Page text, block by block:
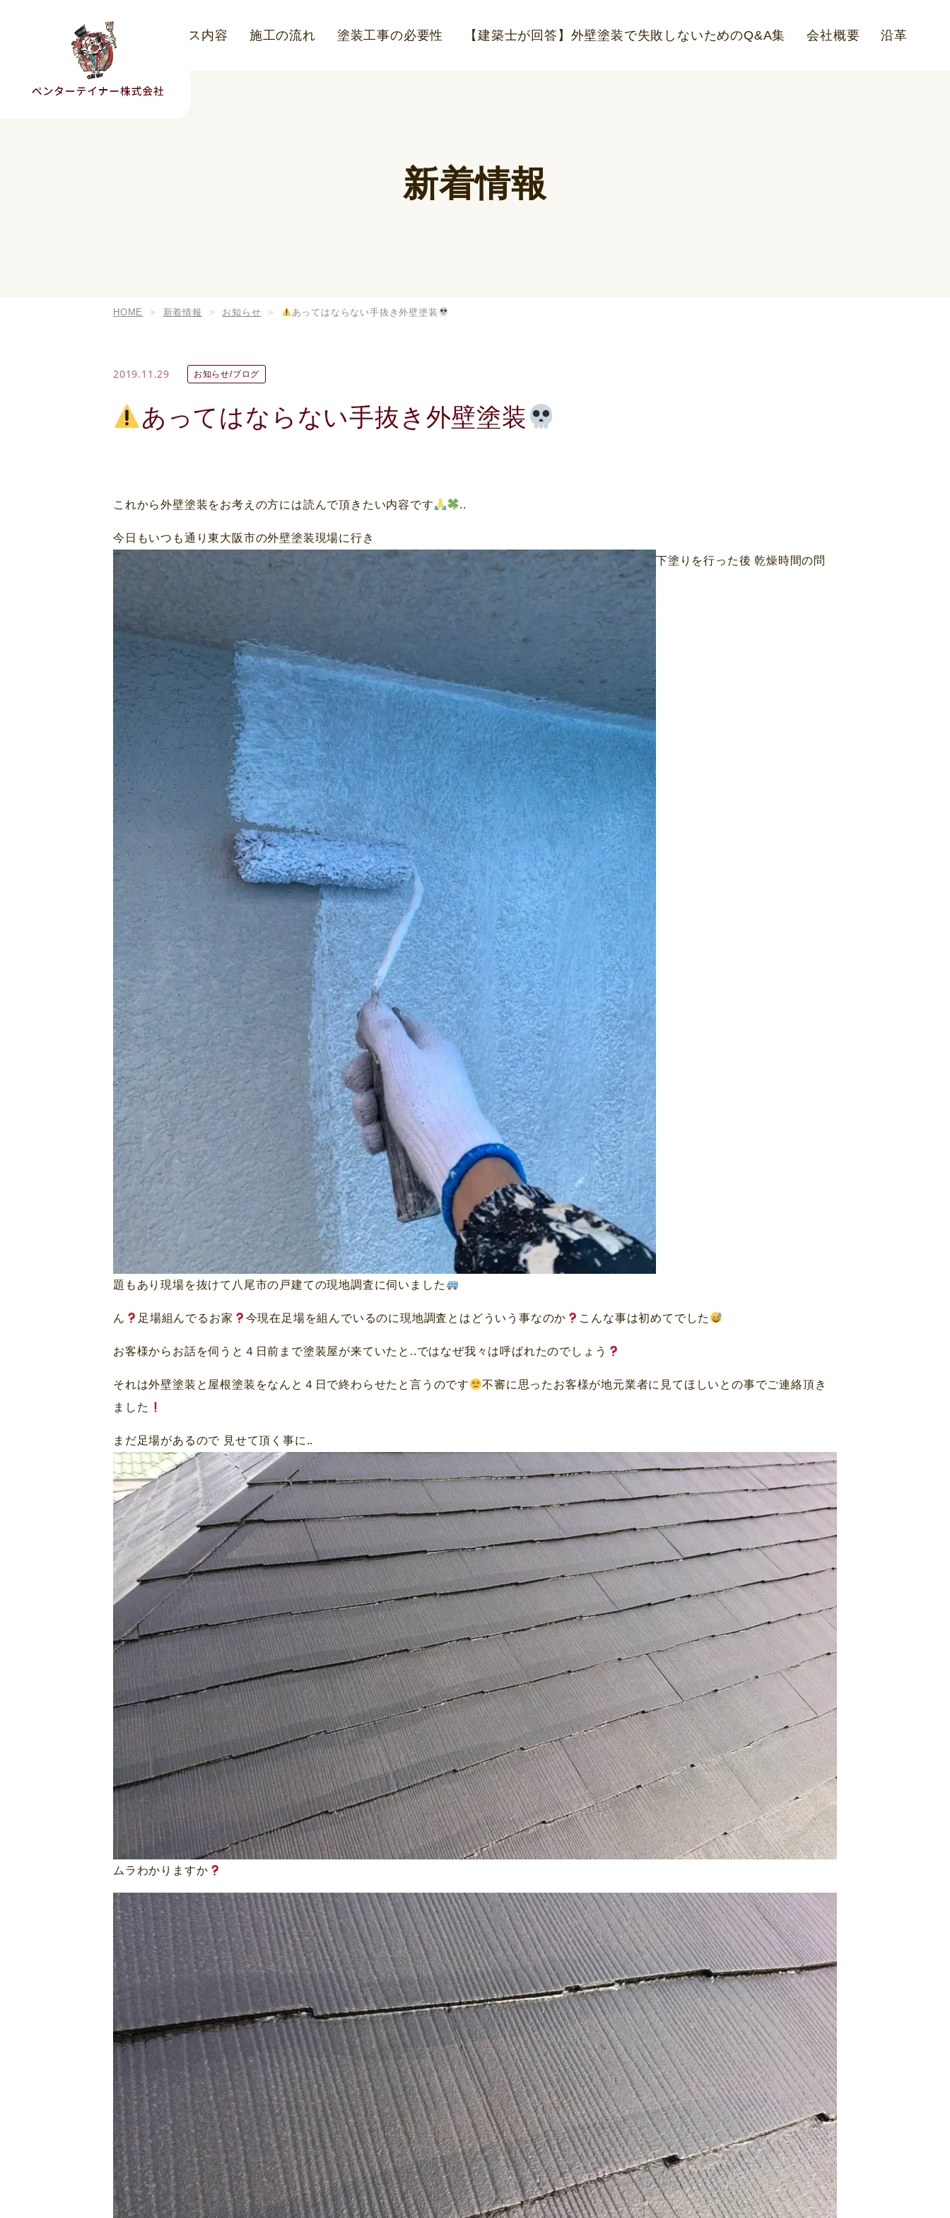
こだわり サービス内容 施工の流れ 塗装工事の必要性 【建築士が回答】外壁塗装で失敗しないためのQ&A集 会社概要 沿革
新着情報
HOME 新着情報 お知らせ あってはならない手抜き外壁塗装
2019.11.29 お知らせ/ブログ
あってはならない手抜き外壁塗装
これから外壁塗装をお考えの方には読んで頂きたい内容です ..
今日もいつも通り東大阪市の外壁塗装現場に行き
下塗りを行った後 乾燥時間の問
題もあり現場を抜けて八尾市の戸建ての現地調査に伺いました
ん 足場組んでるお家 今現在足場を組んでいるのに現地調査とはどういう事なのか こんな事は初めてでした
お客様からお話を伺うと４日前まで塗装屋が来ていたと..ではなぜ我々は呼ばれたのでしょう
それは外壁塗装と屋根塗装をなんと４日で終わらせたと言うのです
不審に思ったお客様が地元業者に見てほしいとの事でご連絡頂き
ました
まだ足場があるので 見せて頂く事に..
ムラわかりますか